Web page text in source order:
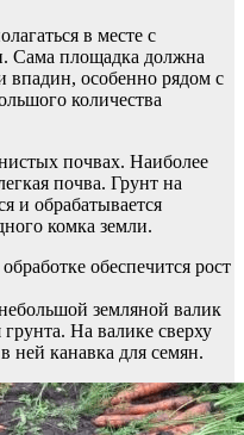
в месте с
Сама площадка должна
впадин, особенно рядом с
количества
почвах. Наиболее
почва. Грунт на
и обрабатывается
комка земли.
обеспечится рост
земляной валик
На валике сверху
ней канавка для семян.